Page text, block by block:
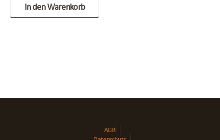
In den Warenkorb
AGB